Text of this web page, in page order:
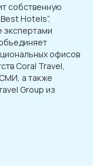
собственную
Hotels”,
экспертами
офисов
Coral Travel,
а также
Group из